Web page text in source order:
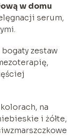
w domu
serum,
zestaw
na
i żółte,